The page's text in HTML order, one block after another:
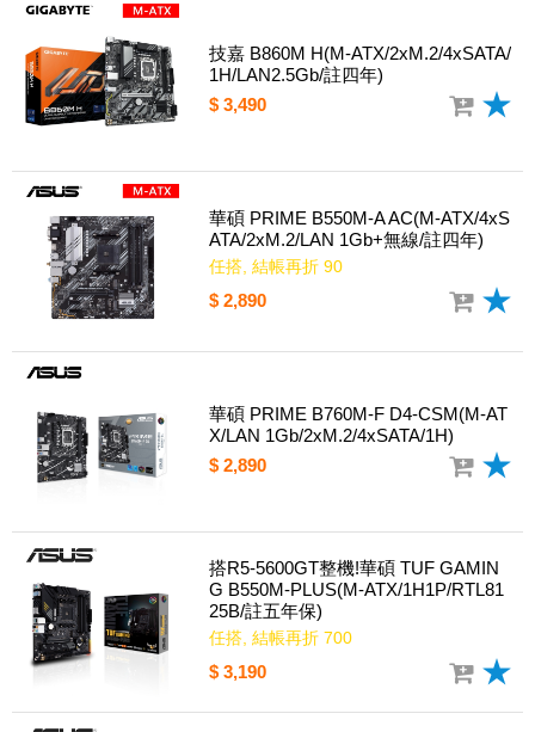
技嘉 B860M H(M-ATX/2xM.2/4xSATA/
1H/LAN2.5Gb/註四年)
$ 3,490
華碩 PRIME B550M-A AC(M-ATX/4xS
ATA/2xM.2/LAN 1Gb+無線/註四年)
任搭, 結帳再折 90
$ 2,890
華碩 PRIME B760M-F D4-CSM(M-AT
X/LAN 1Gb/2xM.2/4xSATA/1H)
$ 2,890
搭R5-5600GT整機!華碩 TUF GAMIN
G B550M-PLUS(M-ATX/1H1P/RTL81
25B/註五年保)
任搭, 結帳再折 700
$ 3,190